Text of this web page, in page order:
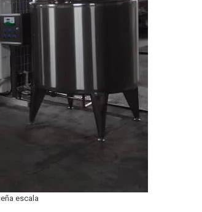
escala